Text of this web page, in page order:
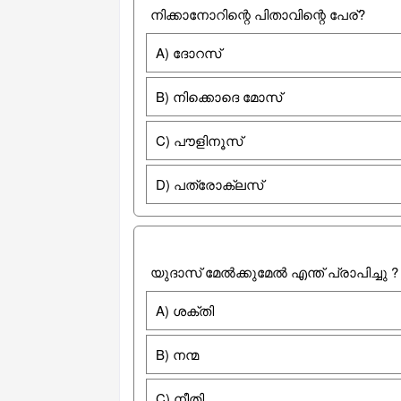
നിക്കാനോറിന്റെ പിതാവിന്റെ പേര്?
A) ദോറസ്
B) നിക്കൊദെ മോസ്
C) പൗളിനൂസ്
D) പത്രോക്ലസ്
യുദാസ് മേല്‍ക്കുമേല്‍ എന്ത് പ്രാപിച്ചു ?
A) ശക്തി
B) നന്മ